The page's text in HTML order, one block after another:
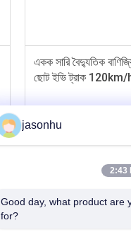
একক সারি বৈদ্যুতিক
ছোট ইভি ট্রাক
jasonhu
2:43
Good day, what product are
for?